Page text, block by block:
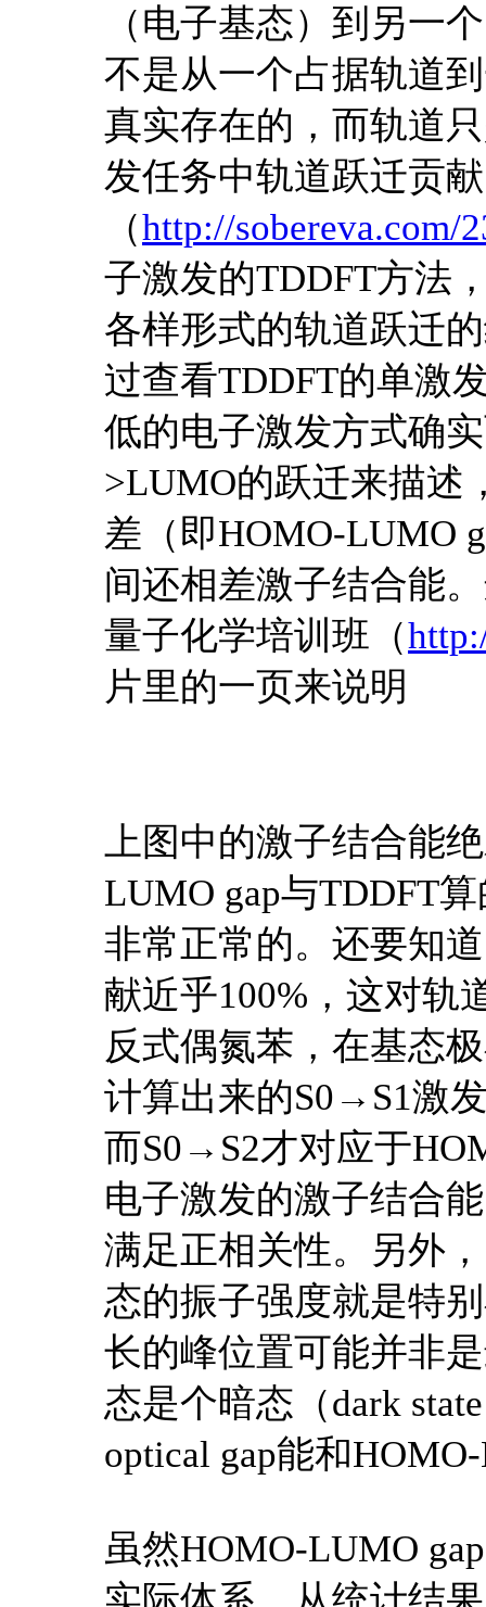
（电子基态）到另一
不是从一个占据轨道
真实存在的，而轨道
发任务中轨道跃迁贡
（http://sobereva.com/
子激发的TDDFT方法
各样形式的轨道跃迁
过查看TDDFT的单激
低的电子激发方式确
>LUMO的跃迁来描述
差（即HOMO-LUMO
间还相差激子结合能
量子化学培训班（
片里的一页来说明
上图中的激子结合能
LUMO gap与TDDFT
非常正常的。还要知
献近乎100%，这对轨
反式偶氮苯，在基态
计算出来的S0→S1激
而S0→S2才对应于
电子激发的激子结合
满足正相关性。另外
态的振子强度就是特
长的峰位置可能并非
态是个暗态（dark
optical gap能和
虽然HOMO-LUMO